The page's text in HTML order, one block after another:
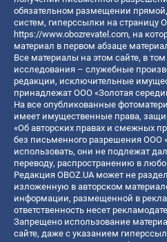
обязательном размещении
систем, гиперссылки на страницу
https://www.obozrevatel.com, на
материал в первом абзаце
Все материалы на этом сайте, в
исследования – служебные
редакции, исключительные
принадлежат ООО «Золотая
На все опубликованные
имеет имущественные права,
«Об авторских правах и смежных
без письменного разрешения ООО
использовать, они не подлежат
переводу, распространению в
Редакция OBOZ.UA может не
изложенную в авторском
информации, размещенной в
ответственность несет
Запрещено использование
сайте, даже с указанием